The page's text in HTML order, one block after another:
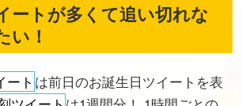
ートが多くて追い切れな
い！
ート は前日のお誕生日ツイートを表